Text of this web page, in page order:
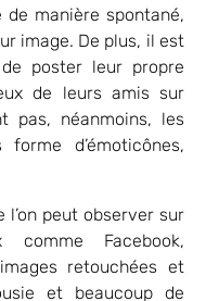
manière spontané,
image. De plus, il est
poster leur propre
de leurs amis sur
pas, néanmoins, les
d’émoticônes,
l’on peut observer sur
Facebook,
retouchées et
et beaucoup de